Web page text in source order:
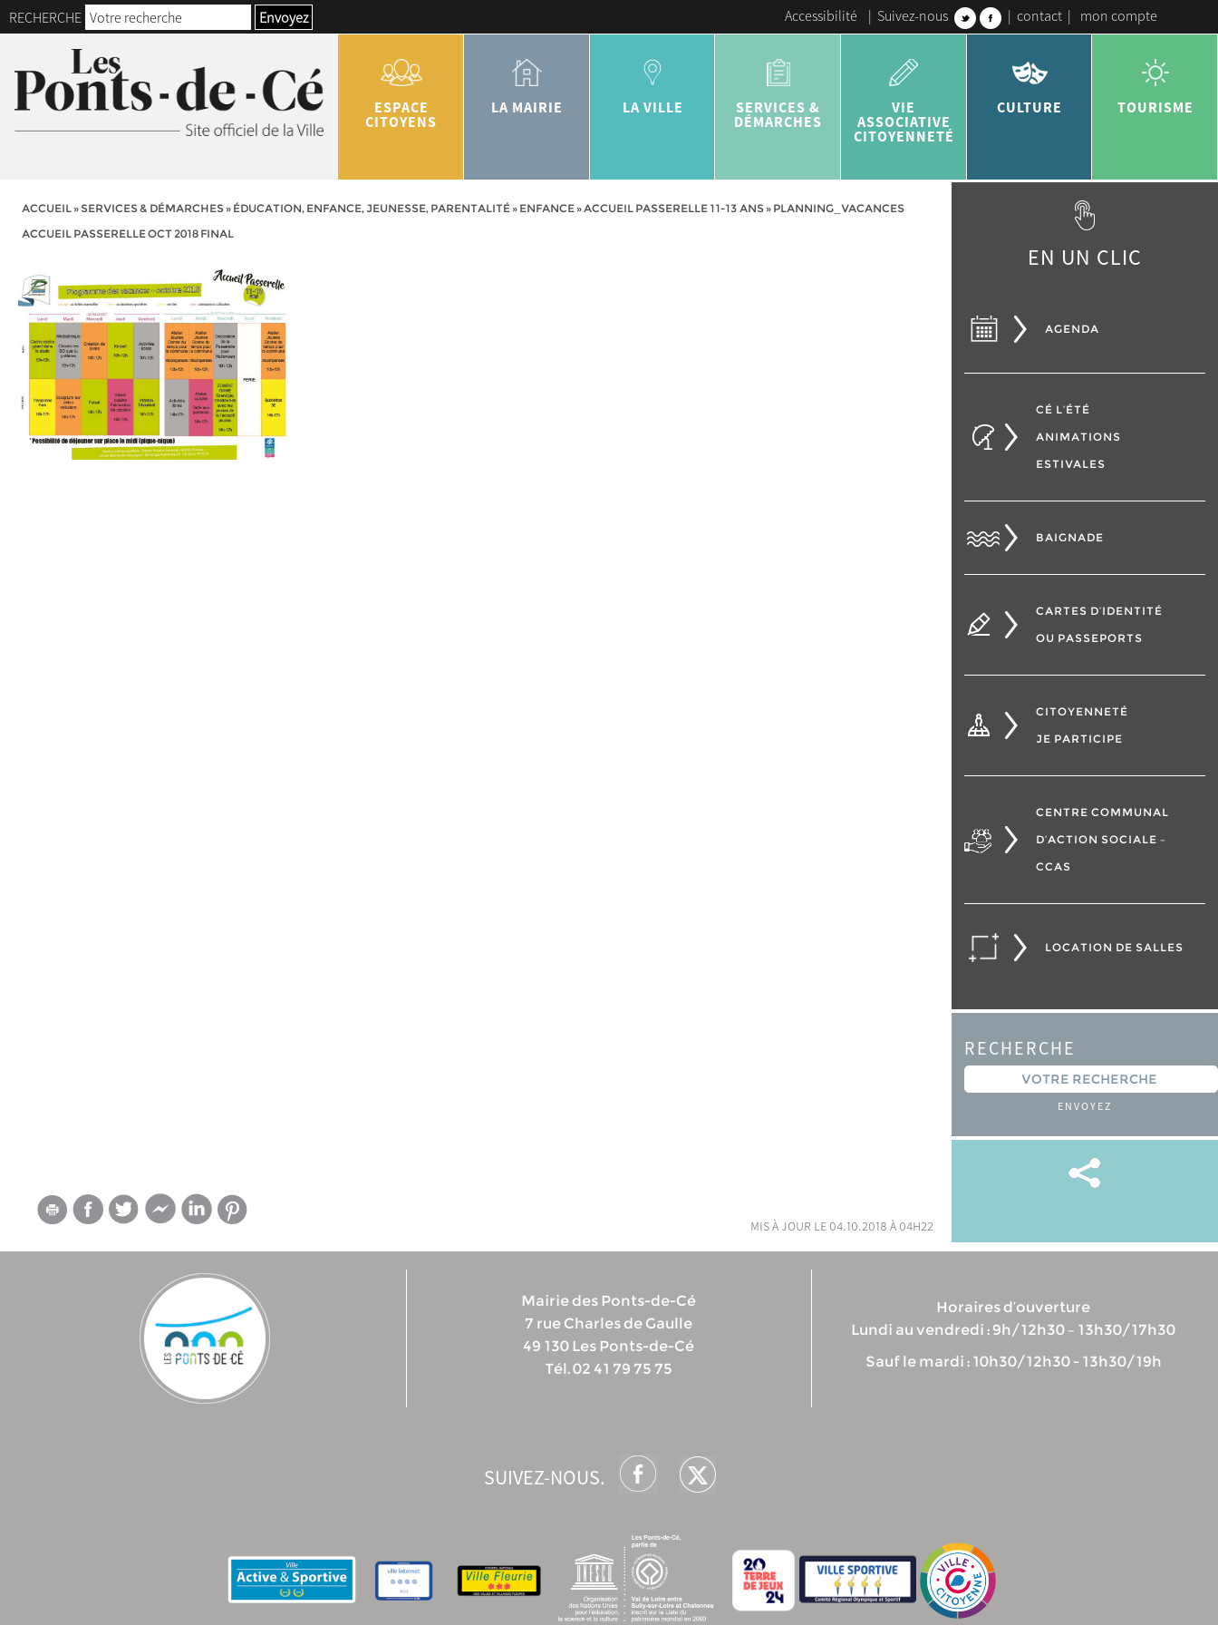
RECHERCHE Envoyez Accessibilité | Suivez-nous | contact | mon compte
ESPACE
CITOYENS
LA MAIRIE LA VILLE
SERVICES &
DÉMARCHES
VIE
ASSOCIATIVE
CITOYENNETÉ
CULTURE TOURISME
ACCUEIL» SERVICES & DÉMARCHES» ÉDUCATION, ENFANCE, JEUNESSE, PARENTALITÉ» ENFANCE»ACCUEIL PASSERELLE 11-13 ANS» PLANNING_VACANCES
ACCUEIL PASSERELLE OCT 2018 FINAL
mis à jour le 04.10.2018 à 04h22
EN UN CLIC
AGENDA
CÉ L’ÉTÉ
ANIMATIONS
ESTIVALES
BAIGNADE
CARTES D’IDENTITÉ
OU PASSEPORTS
CITOYENNETÉ
JE PARTICIPE
CENTRE COMMUNAL
D’ACTION SOCIALE –
CCAS
LOCATION DE SALLES
RECHERCHE
ENVOYEZ
Mairie des Ponts-de-Cé
7 rue Charles de Gaulle
49 130 Les Ponts-de-Cé
Tél. 02 41 79 75 75
Horaires d’ouverture
Lundi au vendredi : 9h/12h30 – 13h30/17h30
Sauf le mardi : 10h30/12h30 - 13h30/19h
SUIVEZ-NOUS.